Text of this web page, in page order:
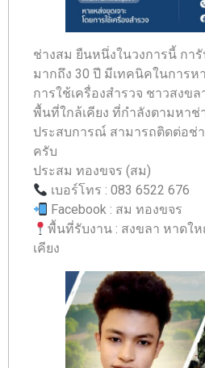
ช่างสม ยืนหนึ่งในวงการนี้ กา
มากถึง 30 ปี มีเทคนิคในการห
การใช้เครื่องสำรวจ ชาวสงข
พื้นที่ใกล้เคียง ที่กำลังตามหาช่
ประสบการณ์ สามารถติดต่อช่า
ครับ
ประสม ทองขจร (สม)
เบอร์โทร : 083 6522 676
Facebook : สม ทองขจร
พื้นที่รับงาน : สงขลา หาดใ
เคียง